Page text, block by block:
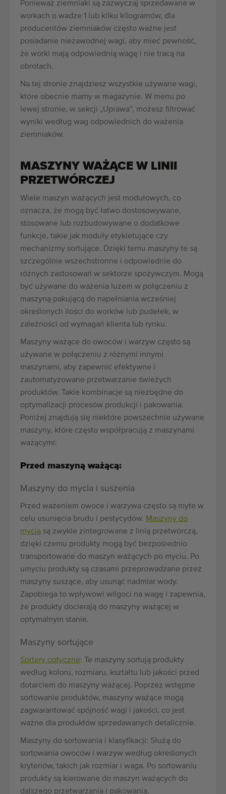
Ponieważ ziemniaki są zazwyczaj sprzedawane w
workach o wadze 1 lub kilku kilogramów, dla
producentów ziemniaków często ważne jest
posiadanie niezawodnej wagi, aby mieć pewność,
że worki mają odpowiednią wagę i nie tracą na
obrotach.
Na tej stronie znajdziesz wszystkie używane wagi,
które obecnie mamy w magazynie. W menu po
lewej stronie, w sekcji „Uprawa”, możesz filtrować
wyniki według wag odpowiednich do ważenia
ziemniaków.
MASZYNY WAŻĄCE W LINII
PRZETWÓRCZEJ
Wiele maszyn ważących jest modułowych, co
oznacza, że mogą być łatwo dostosowywane,
stosowane lub rozbudowywane o dodatkowe
funkcje, takie jak moduły etykietujące czy
mechanizmy sortujące. Dzięki temu maszyny te są
szczególnie wszechstronne i odpowiednie do
różnych zastosowań w sektorze spożywczym. Mogą
być używane do ważenia luzem w połączeniu z
maszyną pakującą do napełniania wcześniej
określonych ilości do worków lub pudełek, w
zależności od wymagań klienta lub rynku.
Maszyny ważące do owoców i warzyw często są
używane w połączeniu z różnymi innymi
maszynami, aby zapewnić efektywne i
zautomatyzowane przetwarzanie świeżych
produktów. Takie kombinacje są niezbędne do
optymalizacji procesów produkcji i pakowania.
Poniżej znajdują się niektóre powszechnie używane
maszyny, które często współpracują z maszynami
ważącymi:
Przed maszyną ważącą:
Maszyny do mycia i suszenia
Przed ważeniem owoce i warzywa często są myte w
celu usunięcia brudu i pestycydów. Maszyny do
mycia są zwykle zintegrowane z linią przetwórczą,
dzięki czemu produkty mogą być bezpośrednio
transportowane do maszyn ważących po myciu. Po
umyciu produkty są czasami przeprowadzane przez
maszyny suszące, aby usunąć nadmiar wody.
Zapobiega to wpływowi wilgoci na wagę i zapewnia,
że produkty docierają do maszyny ważącej w
optymalnym stanie.
Maszyny sortujące
Sortery optyczne: Te maszyny sortują produkty
według koloru, rozmiaru, kształtu lub jakości przed
dotarciem do maszyny ważącej. Poprzez wstępne
sortowanie produktów, maszyny ważące mogą
zagwarantować spójność wagi i jakości, co jest
ważne dla produktów sprzedawanych detalicznie.
Maszyny do sortowania i klasyfikacji: Służą do
sortowania owoców i warzyw według określonych
kryteriów, takich jak rozmiar i waga. Po sortowaniu
produkty są kierowane do maszyn ważących do
dalszego przetwarzania i pakowania.